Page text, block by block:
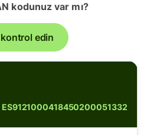
kodunuz var mı?
edin
ES9121000418450200051332